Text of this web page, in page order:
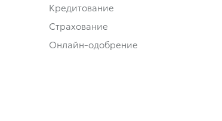
Кредитование
Страхование
Онлайн-одобрение